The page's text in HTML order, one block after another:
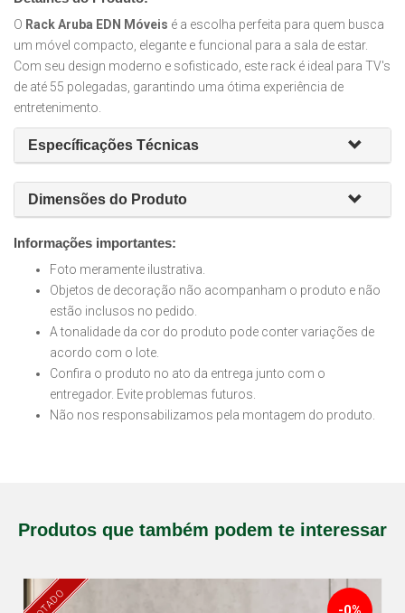
O Rack Aruba EDN Móveis é a escolha perfeita para quem busca
um móvel compacto, elegante e funcional para a sala de estar.
Com seu design moderno e sofisticado, este rack é ideal para TV's
de até 55 polegadas, garantindo uma ótima experiência de
entretenimento.
Específicações Técnicas
Dimensões do Produto
Informações importantes:
Foto meramente ilustrativa.
Objetos de decoração não acompanham o produto e não
estão inclusos no pedido.
A tonalidade da cor do produto pode conter variações de
acordo com o lote.
Confira o produto no ato da entrega junto com o
entregador. Evite problemas futuros.
Não nos responsabilizamos pela montagem do produto.
Produtos que também podem te interessar